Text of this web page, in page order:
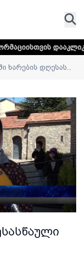
ლინკს
ხარების დღესას...